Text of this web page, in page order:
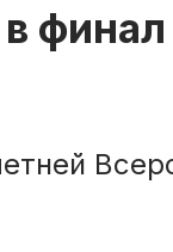
финал